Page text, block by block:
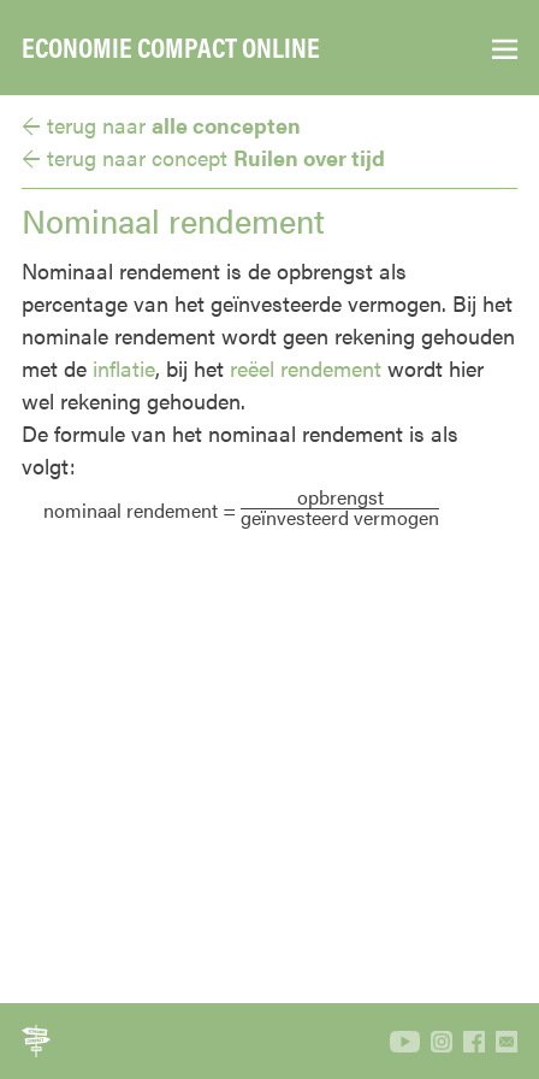
ECONOMIE COMPACT ONLINE ▼
← terug naar alle concepten
← terug naar concept Ruilen over tijd
Nominaal rendement
Nominaal rendement is de opbrengst als
percentage van het geïnvesteerde vermogen. Bij het
nominale rendement wordt geen rekening gehouden
met de inflatie, bij het reëel rendement wordt hier
wel rekening gehouden.
De formule van het nominaal rendement is als
volgt:
nominaal rendement = opbrengst
geïnvesteerd vermogen